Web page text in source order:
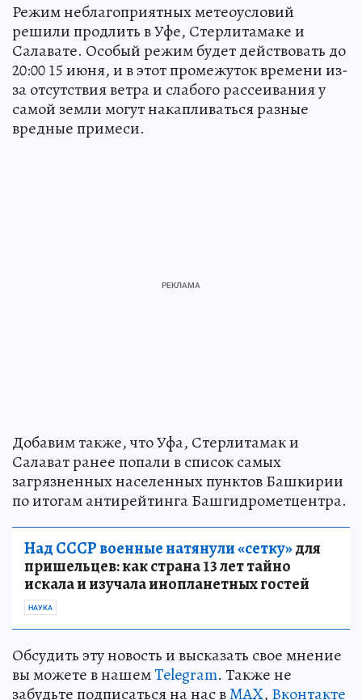
Режим неблагоприятных метеоусловий
решили продлить в Уфе, Стерлитамаке и
Салавате. Особый режим будет действовать до
20:00 15 июня, и в этот промежуток времени из-
за отсутствия ветра и слабого рассеивания у
самой земли могут накапливаться разные
вредные примеси.
Добавим также, что Уфа, Стерлитамак и
Салават ранее попали в список самых
загрязненных населенных пунктов Башкирии
по итогам антирейтинга Башгидрометцентра.
Над СССР военные натянули «сетку»для
пришельцев: как страна 13 лет тайно
искала и изучала инопланетных гостей
НАУКА
Обсудить эту новость и высказать свое мнение
вы можете в нашемTelegram. Также не
забудьте подписаться на нас вMAX, Вконтакте